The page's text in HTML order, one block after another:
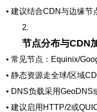
• 建议结合CDN与边缘节
2.
节点分布与CDN
• 常见节点：Equinix/
• 静态资源走全球/区域
• DNS负载采用GeoDNS
• 建议启用HTTP/2或